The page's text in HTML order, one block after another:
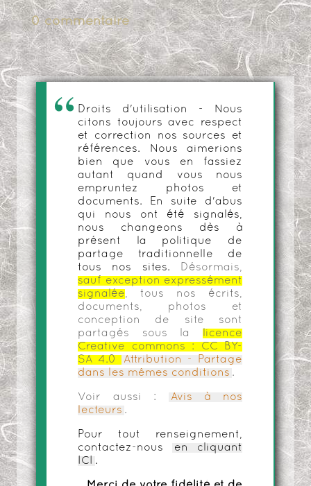
0 commentaire
Droits d'utilisation - Nous
citons toujours avec respect
et correction nos sources et
références. Nous aimerions
bien que vous en fassiez
autant quand vous nous
empruntez photos et
documents. En suite d'abus
qui nous ont été signalés,
nous changeons dès à
présent la politique de
partage traditionnelle de
tous nos sites.
Désormais,
sauf exception expressément
signalée, tous nos écrits,
documents, photos et
conception de site sont
partagés sous la
licence
Creative commons :
CC BY-
SA 4.0
Attribution - Partage
dans les mêmes conditions .
Voir aussi :
Avis à nos
lecteurs .
Pour tout renseignement,
contactez-nous
en cliquant
ICI
.